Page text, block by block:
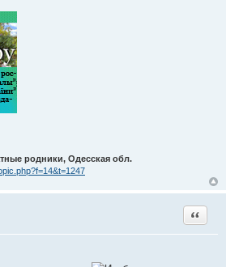
родники, Одесская обл.
Цитата